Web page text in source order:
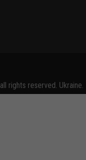
rights reserved. Ukraine.